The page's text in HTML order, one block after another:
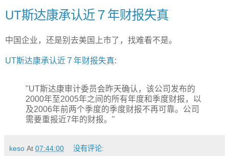
UT斯达康承认近７年财报失真
中国企业，还是别去美国上市了，找难看不是。
UT斯达康承认近７年财报失真:
"UT斯达康审计委员会昨天确认，该公司发布的
2000年至2005年之间的所有年度和季度财报，以
及2006年前两个季度的季度财报不再可靠。公司
需要重报近7年的财报。"
keso At 07:44:00 没有评论: